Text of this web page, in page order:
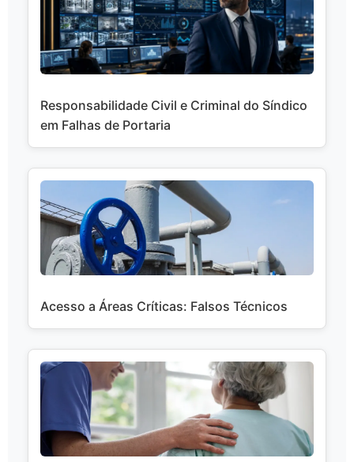
Responsabilidade Civil e Criminal do Síndico
em Falhas de Portaria
Acesso a Áreas Críticas: Falsos Técnicos